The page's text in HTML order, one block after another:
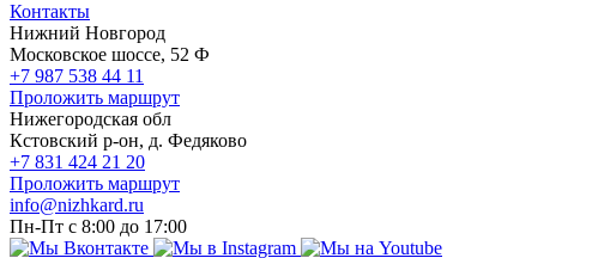
Контакты
Нижний Новгород
Московское шоссе, 52 Ф
+7 987 538 44 11
Проложить маршрут
Нижегородская обл
Кстовский р-он, д. Федяково
+7 831 424 21 20
Проложить маршрут
info@nizhkard.ru
Пн-Пт с 8:00 до 17:00